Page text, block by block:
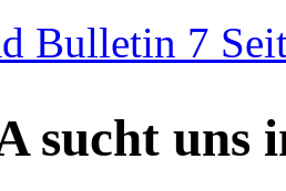
Bulletin 7
sucht uns